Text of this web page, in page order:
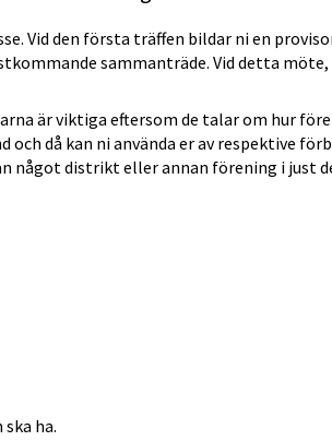
Vid den första träffen bildar ni en
sammanträde. Vid detta
är viktiga eftersom de talar om hur
då kan ni använda er av respektive
något distrikt eller annan förening i just
ha.